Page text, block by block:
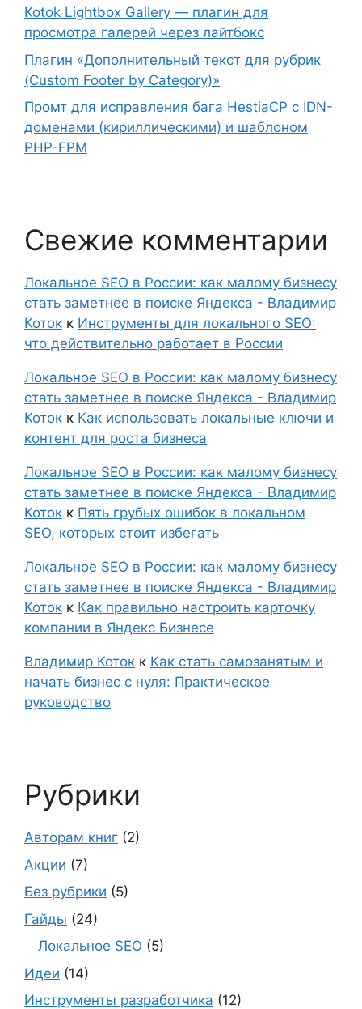
Kotok Lightbox Gallery — плагин для
просмотра галерей через лайтбокс
Плагин «Дополнительный текст для рубрик
(Custom Footer by Category)»
Промт для исправления бага HestiaCP с IDN-
доменами (кириллическими) и шаблоном
PHP-FPM
Свежие комментарии
Локальное SEO в России: как малому бизнесу
стать заметнее в поиске Яндекса - Владимир
Коток к Инструменты для локального SEO:
что действительно работает в России
Локальное SEO в России: как малому бизнесу
стать заметнее в поиске Яндекса - Владимир
Коток к Как использовать локальные ключи и
контент для роста бизнеса
Локальное SEO в России: как малому бизнесу
стать заметнее в поиске Яндекса - Владимир
Коток к Пять грубых ошибок в локальном
SEO, которых стоит избегать
Локальное SEO в России: как малому бизнесу
стать заметнее в поиске Яндекса - Владимир
Коток к Как правильно настроить карточку
компании в Яндекс Бизнесе
Владимир Коток к Как стать самозанятым и
начать бизнес с нуля: Практическое
руководство
Рубрики
Авторам книг (2)
Акции (7)
Без рубрики (5)
Гайды (24)
Локальное SEO (5)
Идеи (14)
Инструменты разработчика (12)